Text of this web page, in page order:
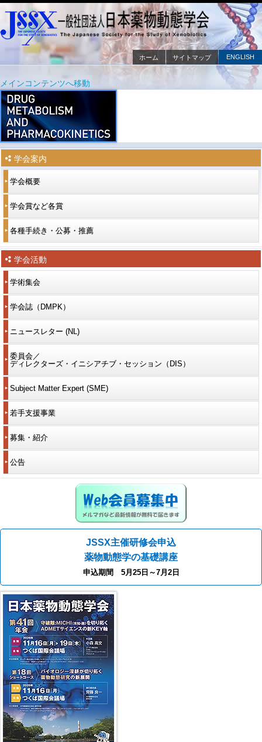
ENGLISH
ホーム サイトマップ
メインメニュー
メインコンテンツへ移動
サブコンテンツへ移動
学会案内
学会概要
学会賞など各賞
各種手続き・公募・推薦
学会活動
学術集会
学会誌（DMPK）
ニュースレター (NL)
委員会／
ディレクターズ・イニシアチブ・セッション（DIS）
Subject Matter Expert (SME)
若手支援事業
募集・紹介
公告
JSSX主催研修会申込
薬物動態学の基礎講座
申込期間 5月25日～7月2日
第40回年会（2025年）